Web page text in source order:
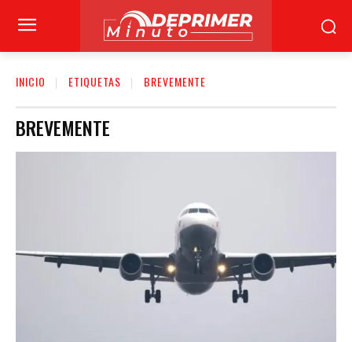
INICIO ETIQUETAS BREVEMENTE
BREVEMENTE